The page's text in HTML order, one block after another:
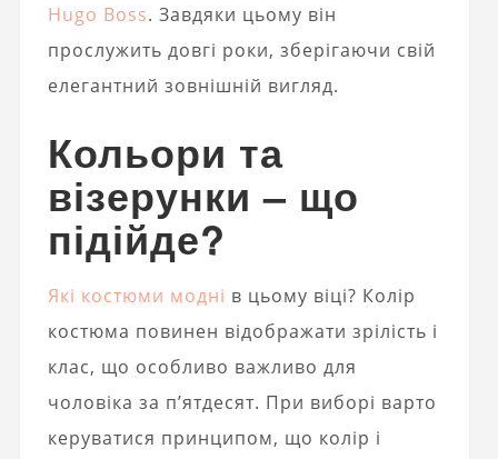
Hugo Boss. Завдяки цьому він
прослужить довгі роки, зберігаючи свій
елегантний зовнішній вигляд.
Кольори та
візерунки – що
підійде?
Які костюми модні в цьому віці? Колір
костюма повинен відображати зрілість і
клас, що особливо важливо для
чоловіка за п’ятдесят. При виборі варто
керуватися принципом, що колір і